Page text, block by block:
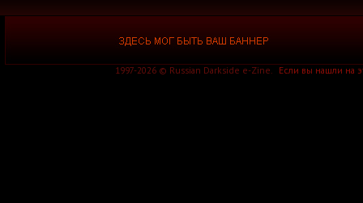
1997-2026 © Russian Darkside e-Zine. Если вы нашли на